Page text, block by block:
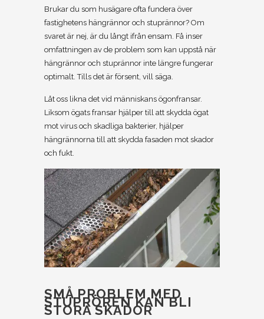
Brukar du som husägare ofta fundera över
fastighetens hängrännor och stuprännor? Om
svaret är nej, är du långt ifrån ensam. Få inser
omfattningen av de problem som kan uppstå när
hängrännor och stuprännor inte längre fungerar
optimalt. Tills det är försent, vill säga.
Låt oss likna det vid människans ögonfransar.
Liksom ögats fransar hjälper till att skydda ögat
mot virus och skadliga bakterier, hjälper
hängrännorna till att skydda fasaden mot skador
och fukt.
SMÅ PROBLEM MED
STUPRÖREN KAN BLI
STORA SKADOR